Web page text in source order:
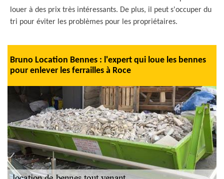
louer à des prix très intéressants. De plus, il peut s'occuper du
tri pour éviter les problèmes pour les propriétaires.
Bruno Location Bennes : l'expert qui loue les bennes
pour enlever les ferrailles à Roce